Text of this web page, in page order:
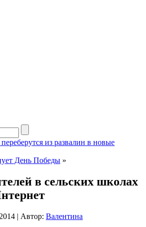
из развалин в новые
День Победы »
в сельских школах
| Автор: Валентина